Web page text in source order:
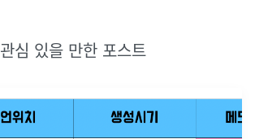
관심 있을 만한 포스트